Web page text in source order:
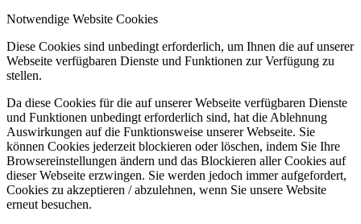
Notwendige Website Cookies
Diese Cookies sind unbedingt erforderlich, um Ihnen die auf unserer
Webseite verfügbaren Dienste und Funktionen zur Verfügung zu
stellen.
Da diese Cookies für die auf unserer Webseite verfügbaren Dienste
und Funktionen unbedingt erforderlich sind, hat die Ablehnung
Auswirkungen auf die Funktionsweise unserer Webseite. Sie
können Cookies jederzeit blockieren oder löschen, indem Sie Ihre
Browsereinstellungen ändern und das Blockieren aller Cookies auf
dieser Webseite erzwingen. Sie werden jedoch immer aufgefordert,
Cookies zu akzeptieren / abzulehnen, wenn Sie unsere Website
erneut besuchen.